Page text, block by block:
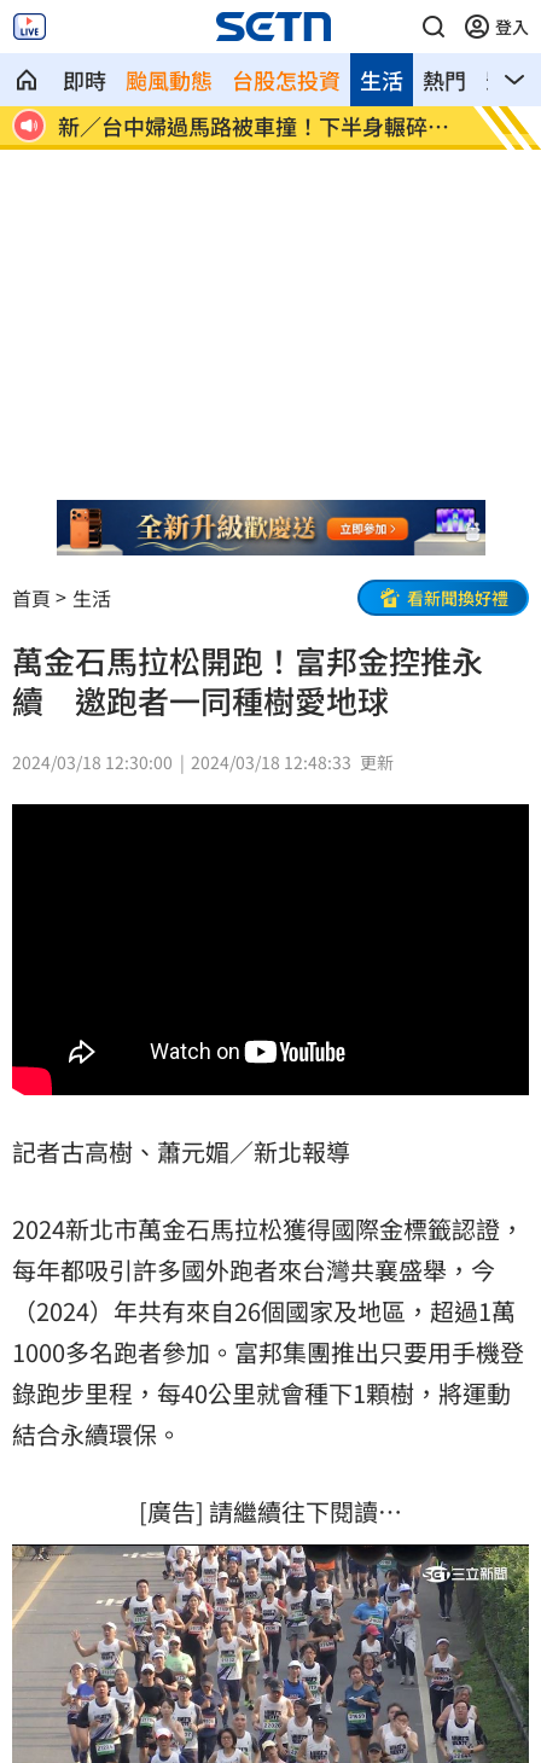
登入
即時 颱風動態 台股怎投資 熱門 影音
生活
新／台中婦過馬路被車撞！下半身輾碎慘
死
箱
首頁 生活 看新聞換好禮
萬金石馬拉松開跑！富邦金控推永
續 邀跑者一同種樹愛地球
2024/03/18 12:30:00 2024/03/18 12:48:33 更新
記者古高樹、蕭元媚／新北報導
2024新北市萬金石馬拉松獲得國際金標籤認證，
每年都吸引許多國外跑者來台灣共襄盛舉，今
（2024）年共有來自26個國家及地區，超過1萬
1000多名跑者參加。富邦集團推出只要用手機登
錄跑步里程，每40公里就會種下1顆樹，將運動
結合永續環保。
[廣告] 請繼續往下閱讀…